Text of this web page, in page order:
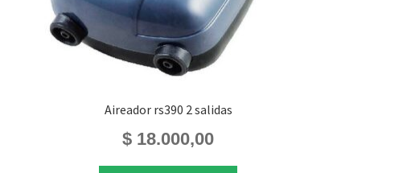
Aireador rs390 2 salidas
$ 18.000,00